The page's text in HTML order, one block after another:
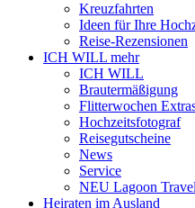
Kreuzfahrten
Ideen für Ihre
Reise-Rezensionen
ICH WILL mehr
ICH WILL
Brautermäßigung
Flitterwochen
Hochzeitsfotograf
Reisegutscheine
News
Service
NEU Lagoon Travel
Heiraten im Ausland